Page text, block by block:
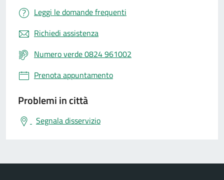
Leggi le domande frequenti
Richiedi assistenza
Numero verde 0824 961002
Prenota appuntamento
Problemi in città
Segnala disservizio